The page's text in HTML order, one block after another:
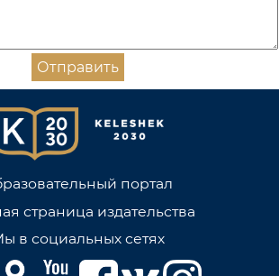
Отправить
портал
страница издательства
в социальных сетях